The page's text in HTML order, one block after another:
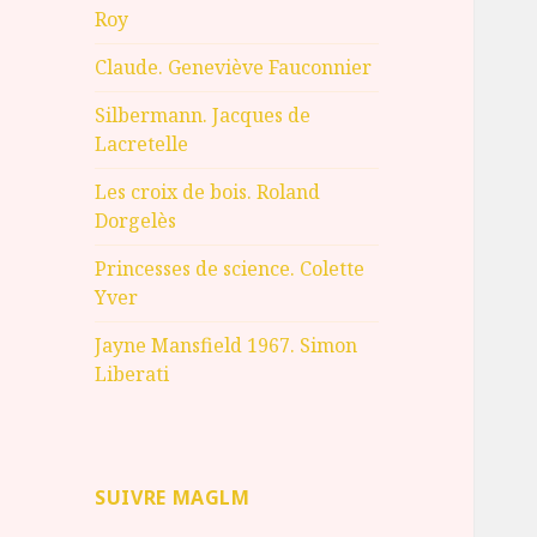
Roy
Claude. Geneviève Fauconnier
Silbermann. Jacques de
Lacretelle
Les croix de bois. Roland
Dorgelès
Princesses de science. Colette
Yver
Jayne Mansfield 1967. Simon
Liberati
SUIVRE MAGLM